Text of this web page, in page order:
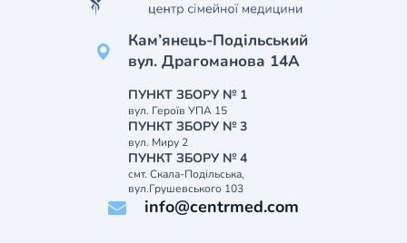
Кам’янець-Подільський
вул. Драгоманова 14А
ПУНКТ ЗБОРУ № 1
вул. Героїв УПА 15
ПУНКТ ЗБОРУ № 3
вул. Миру 2
ПУНКТ ЗБОРУ № 4
смт. Скала-Подільська,
вул.Грушевського 103
info@centrmed.com